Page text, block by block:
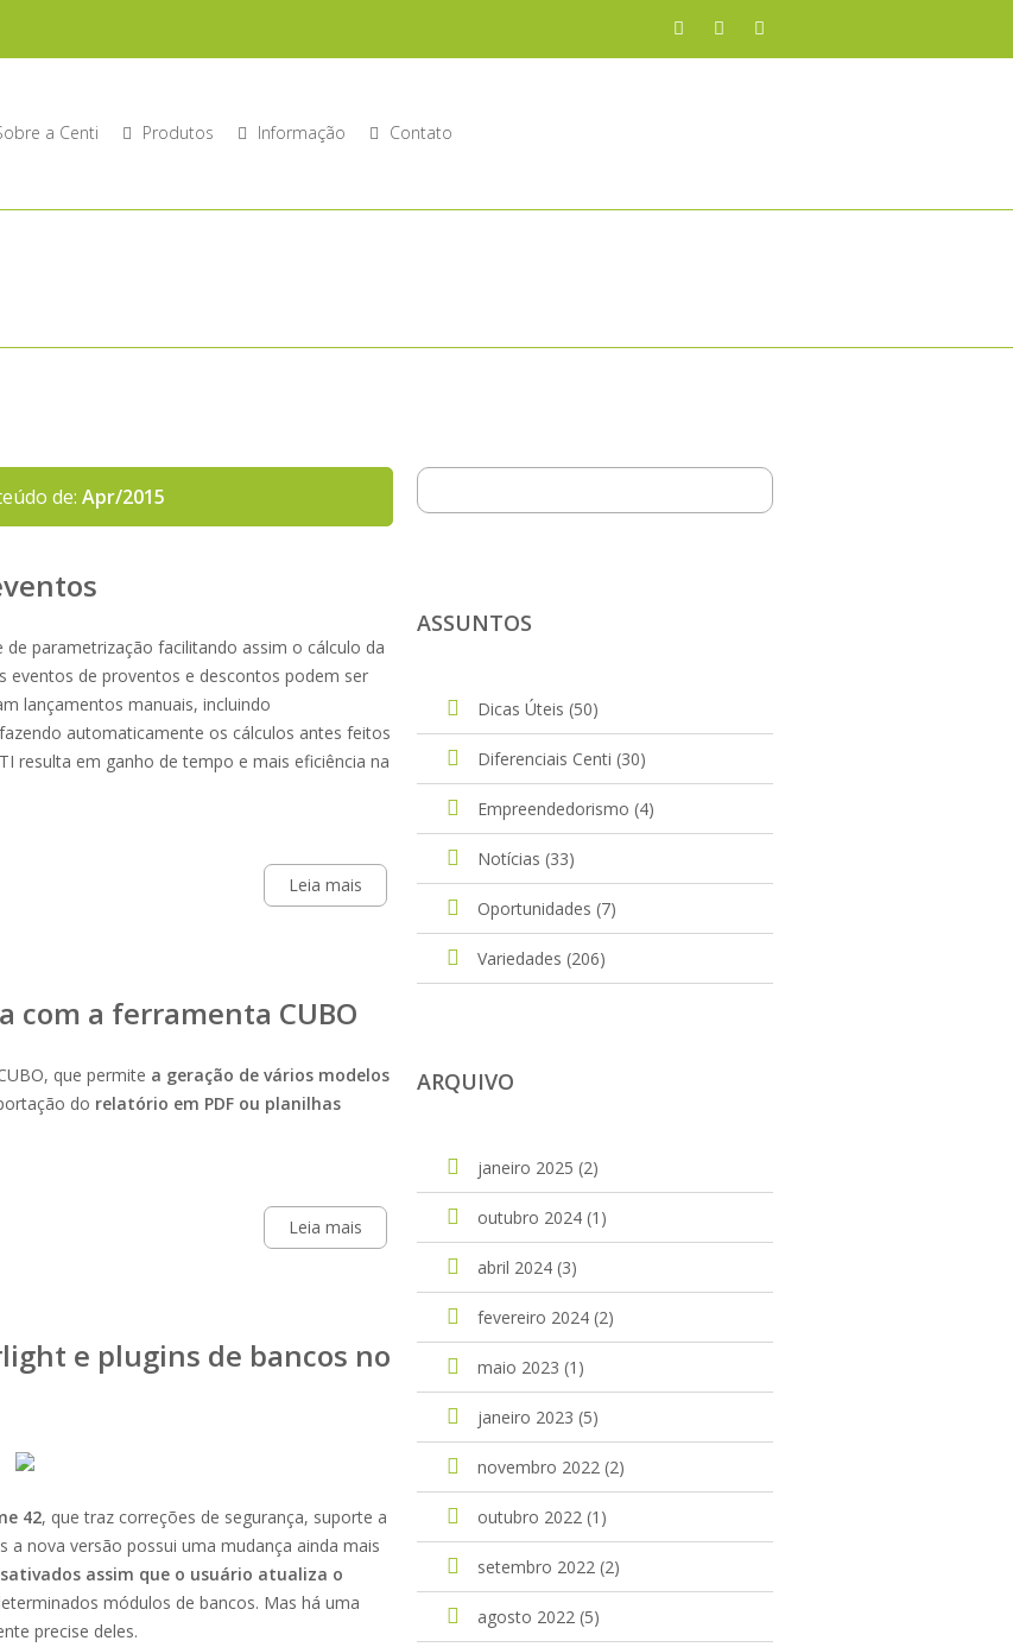
a Centi Produtos Informação Contato
de: Apr/2015
parametrização facilitando assim o cálculo da
eventos de proventos e descontos podem ser
lançamentos manuais, incluindo
automaticamente os cálculos antes feitos
resulta em ganho de tempo e mais eficiência na
Leia mais
com a ferramenta CUBO
que permite a geração de vários modelos
do relatório em PDF ou planilhas
Leia mais
e plugins de bancos no
42, que traz correções de segurança, suporte a
a nova versão possui uma mudança ainda mais
assim que o usuário atualiza o
módulos de bancos. Mas há uma
precise deles.
ASSUNTOS
Dicas Úteis (50)
Diferenciais Centi (30)
Empreendedorismo (4)
Notícias (33)
Oportunidades (7)
Variedades (206)
ARQUIVO
janeiro 2025 (2)
outubro 2024(1)
abril 2024(3)
fevereiro 2024(2)
maio 2023 (1)
janeiro 2023 (5)
novembro 2022(2)
outubro 2022(1)
setembro 2022(2)
agosto 2022(5)